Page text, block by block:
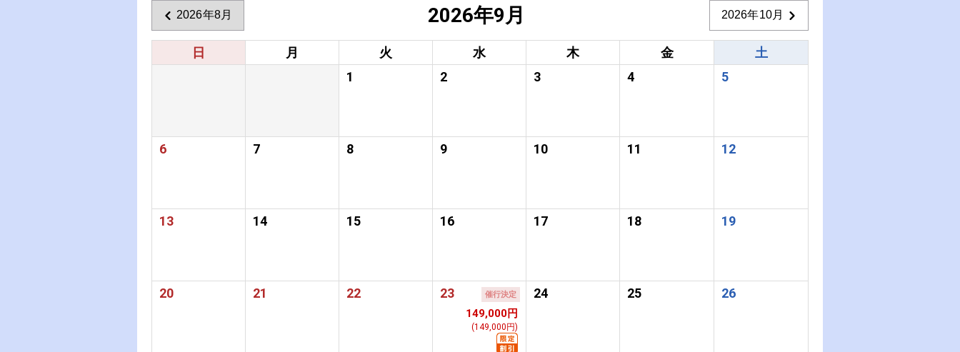
2026年8月 2026年9月 2026年10月
日 月 火 水 木 金
土
1
2 3 4 5
6 7 8 9 10 11 12
13 14 15 16 17 18 19
20 21 22 23 催行決定
149,000円
(149,000円)
24 25 26